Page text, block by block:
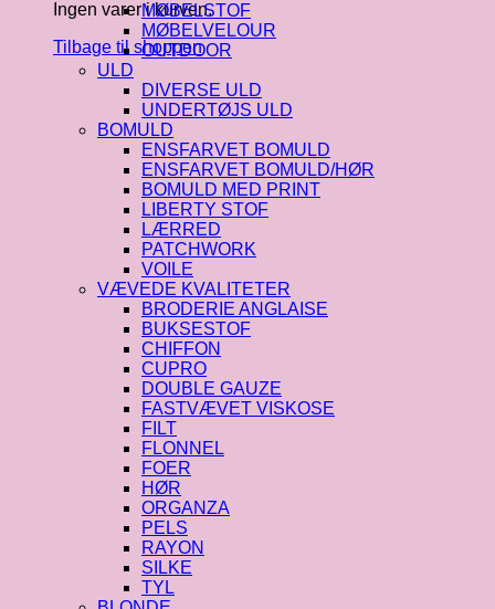
Ingen varer i kurven.
Tilbage til shoppen
MØBELSTOF
MØBELVELOUR
OUTDOOR
ULD
DIVERSE ULD
UNDERTØJS ULD
BOMULD
ENSFARVET BOMULD
ENSFARVET BOMULD/HØR
BOMULD MED PRINT
LIBERTY STOF
LÆRRED
PATCHWORK
VOILE
VÆVEDE KVALITETER
BRODERIE ANGLAISE
BUKSESTOF
CHIFFON
CUPRO
DOUBLE GAUZE
FASTVÆVET VISKOSE
FILT
FLONNEL
FOER
HØR
ORGANZA
PELS
RAYON
SILKE
TYL